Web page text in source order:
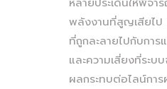
พลังงานที่สูญเสียไป
ที่ถูกละลายไปกับการ
และความเสี่ยงที่ระบ
ผลกระทบต่อไลน์กา